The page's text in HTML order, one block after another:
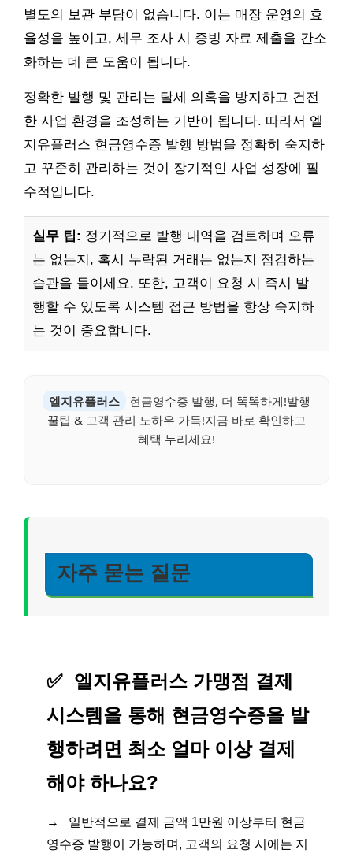
별도의 보관 부담이 없습니다. 이는 매장 운영의 효
율성을 높이고, 세무 조사 시 증빙 자료 제출을 간소
화하는 데 큰 도움이 됩니다.
정확한 발행 및 관리는 탈세 의혹을 방지하고 건전
한 사업 환경을 조성하는 기반이 됩니다. 따라서 엘
지유플러스 현금영수증 발행 방법을 정확히 숙지하
고 꾸준히 관리하는 것이 장기적인 사업 성장에 필
수적입니다.
실무 팁: 정기적으로 발행 내역을 검토하며 오류
는 없는지, 혹시 누락된 거래는 없는지 점검하는
습관을 들이세요. 또한, 고객이 요청 시 즉시 발
행할 수 있도록 시스템 접근 방법을 항상 숙지하
는 것이 중요합니다.
엘지유플러스
현금영수증 발행, 더 똑똑하게!발행
꿀팁 & 고객 관리 노하우 가득!지금 바로 확인하고
혜택 누리세요!
자주 묻는 질문
✅ 엘지유플러스 가맹점 결제
시스템을 통해 현금영수증을 발
행하려면 최소 얼마 이상 결제
해야 하나요?
→
일반적으로 결제 금액 1만원 이상부터 현금
영수증 발행이 가능하며, 고객의 요청 시에는 지